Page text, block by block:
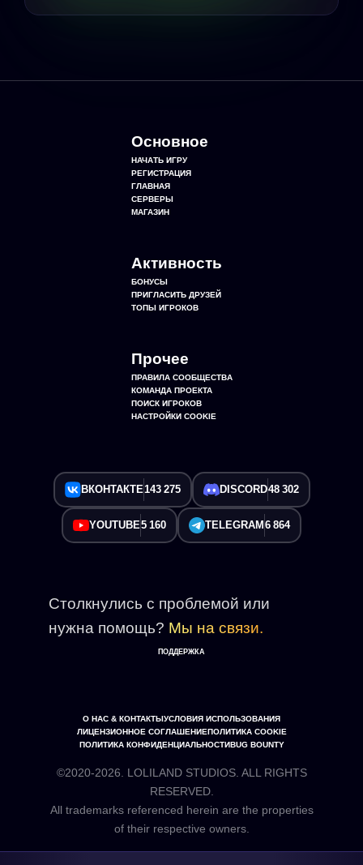
Основное
НАЧАТЬ ИГРУ
РЕГИСТРАЦИЯ
ГЛАВНАЯ
СЕРВЕРЫ
МАГАЗИН
Активность
БОНУСЫ
ПРИГЛАСИТЬ ДРУЗЕЙ
ТОПЫ ИГРОКОВ
Прочее
ПРАВИЛА СООБЩЕСТВА
КОМАНДА ПРОЕКТА
ПОИСК ИГРОКОВ
НАСТРОЙКИ COOKIE
ВКОНТАКТЕ143 275 DISCORD48 302
YOUTUBE5 160 TELEGRAM 6 864
Столкнулись с проблемой или
нужна помощь? Мы на связи.
ПОДДЕРЖКА
О НАС & КОНТАКТЫУСЛОВИЯ ИСПОЛЬЗОВАНИЯ
ЛИЦЕНЗИОННОЕ СОГЛАШЕНИЕПОЛИТИКА COOKIE
ПОЛИТИКА КОНФИДЕНЦИАЛЬНОСТИBUG BOUNTY
©2020-2026. LOLILAND STUDIOS. ALL RIGHTS
RESERVED.
All trademarks referenced herein are the properties